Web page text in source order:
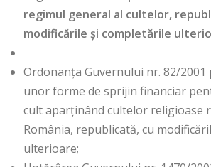
regimul general al cultelor,
modificările și completările
Ordonanța Guvernului nr. 82/
unor forme de sprijin financiar
cult aparţinând cultelor religioase
România, republicată, cu
ulterioare;